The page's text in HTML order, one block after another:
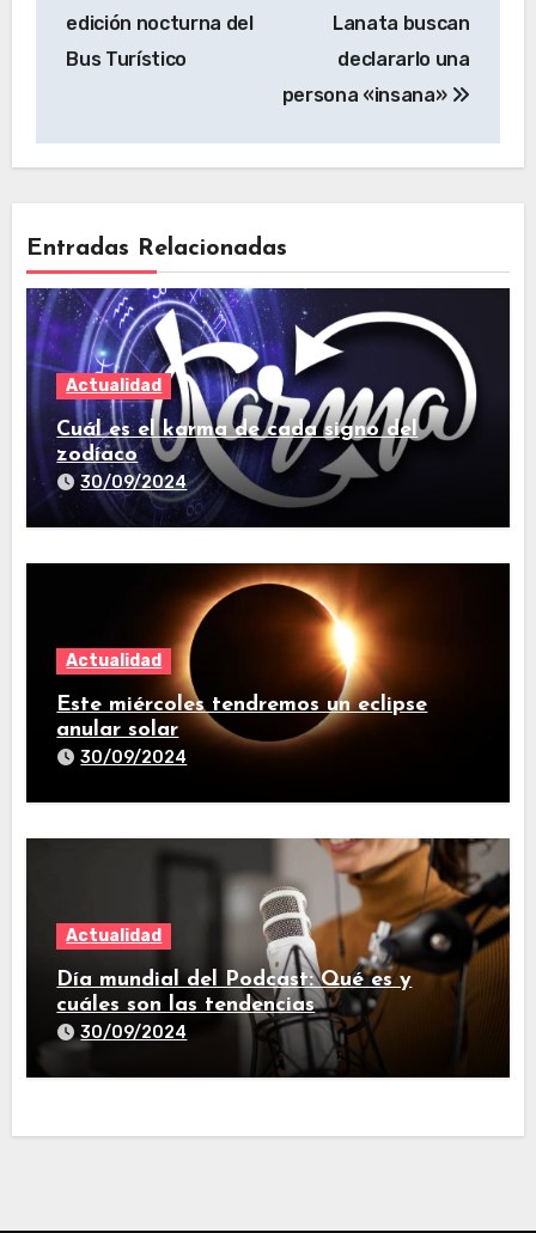
edición nocturna del
Bus Turístico
Lanata buscan
declararlo una
persona «insana»
Entradas Relacionadas
Actualidad
Cuál es el karma de cada signo del
zodíaco
30/09/2024
Actualidad
Este miércoles tendremos un eclipse
anular solar
30/09/2024
Actualidad
Día mundial del Podcast: Qué es y
cuáles son las tendencias
30/09/2024